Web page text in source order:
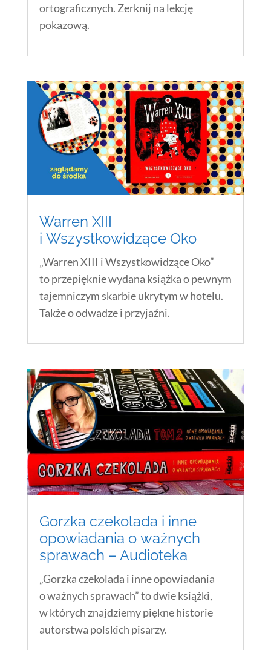
ortograficznych. Zerknij na lekcję
pokazową.
Warren XIII
i Wszystkowidzące Oko
„Warren XIII i Wszystkowidzące Oko”
to przepięknie wydana książka o pewnym
tajemniczym skarbie ukrytym w hotelu.
Także o odwadze i przyjaźni.
Gorzka czekolada i inne
opowiadania o ważnych
sprawach – Audioteka
„Gorzka czekolada i inne opowiadania
o ważnych sprawach” to dwie książki,
w których znajdziemy piękne historie
autorstwa polskich pisarzy.